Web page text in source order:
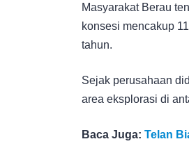
Masyarakat Berau
konsesi mencakup
tahun.
Sejak perusahaan
area eksplorasi di
Baca Juga: Telan